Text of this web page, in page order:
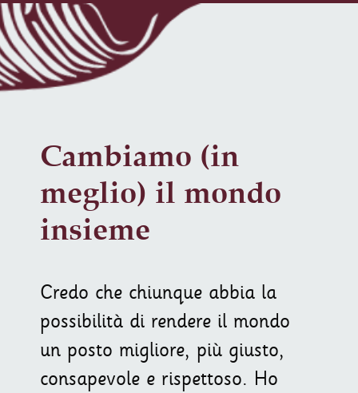
Cambiamo (in
meglio) il mondo
insieme
Credo che chiunque abbia la
possibilità di rendere il mondo
un posto migliore, più giusto,
consapevole e rispettoso. Ho